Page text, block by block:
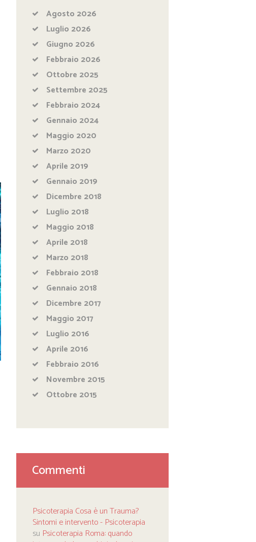
Agosto 2026
Luglio 2026
Giugno 2026
Febbraio 2026
Ottobre 2025
Settembre 2025
Febbraio 2024
Gennaio 2024
Maggio 2020
Marzo 2020
Aprile 2019
Gennaio 2019
Dicembre 2018
Luglio 2018
Maggio 2018
Aprile 2018
Marzo 2018
Febbraio 2018
Gennaio 2018
Dicembre 2017
Maggio 2017
Luglio 2016
Aprile 2016
Febbraio 2016
Novembre 2015
Ottobre 2015
Commenti
Psicoterapia Cosa è un Trauma?
Sintomi e intervento - Psicoterapia
su Psicoterapia Roma: quando